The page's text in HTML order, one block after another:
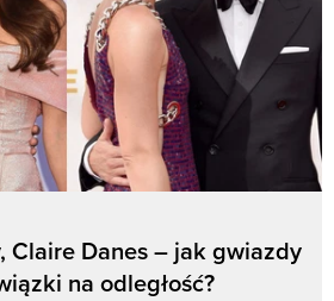
Claire Danes – jak gwiazdy
na odległość?